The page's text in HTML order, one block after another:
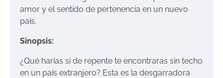
amor y el sentido de pertenencia en un nuevo
país.
Sinopsis:
¿Qué harías si de repente te encontraras sin techo
en un país extranjero? Esta es la desgarradora